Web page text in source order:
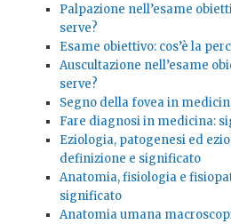
Palpazione nell’esame
serve?
Esame obiettivo: cos’è la
Auscultazione nell’esame
serve?
Segno della fovea in
Fare diagnosi in medicina:
Eziologia, patogenesi ed
definizione e significato
Anatomia, fisiologia e
significato
Anatomia umana